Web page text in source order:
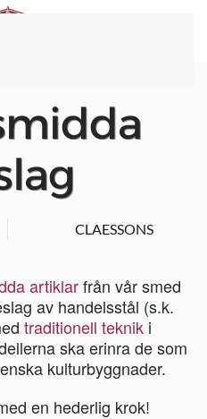
CLAESSONS
artiklarfrån vår smed
av handelsstål (s.k.
traditionell teknik i
ska erinra de som
kulturbyggnader.
en hederlig krok!